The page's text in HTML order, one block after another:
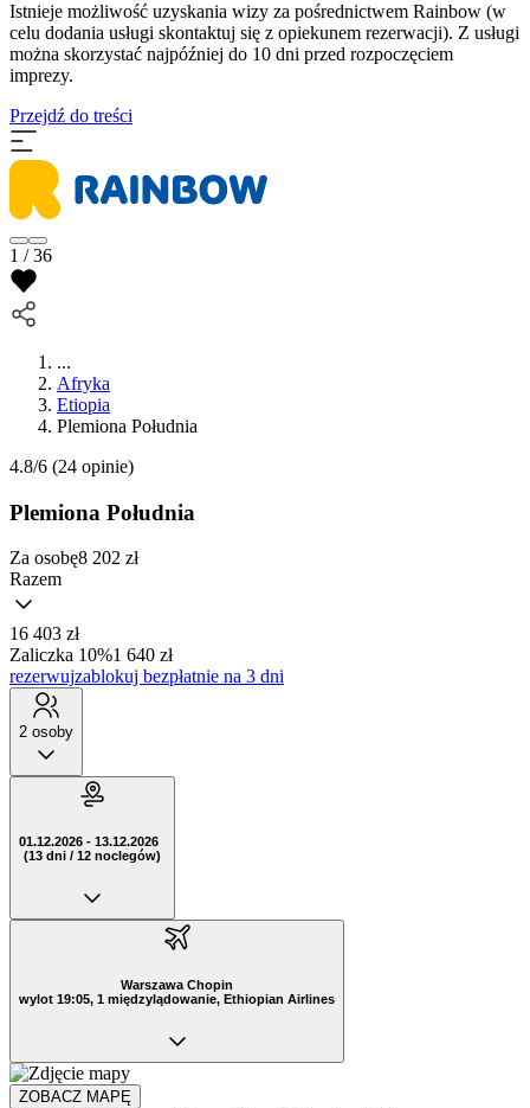
Istnieje możliwość uzyskania wizy za pośrednictwem Rainbow (w
celu dodania usługi skontaktuj się z opiekunem rezerwacji). Z usługi
można skorzystać najpóźniej do 10 dni przed rozpoczęciem
imprezy.
Przejdź do treści
1 / 36
...
Afryka
Etiopia
Plemiona Południa
4.8/6 (24 opinie)
Plemiona Południa
Za osobę8 202 zł
Razem
16 403 zł
Zaliczka 10%1 640 zł
rezerwujzablokuj bezpłatnie na 3 dni
2 osoby
01.12.2026 - 13.12.2026
(13 dni / 12 noclegów)
Warszawa Chopin
wylot 19:05, 1 międzylądowanie, Ethiopian Airlines
ZOBACZ MAPĘ